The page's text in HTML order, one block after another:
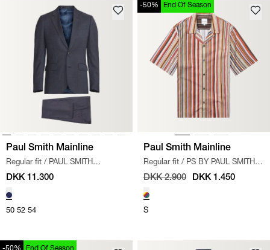
Paul Smith Mainline
Regular fit / PAUL SMITH
MAINLINE HABIT
DKK 11.300
50 52 54
-50% End Of Season
Paul Smith Mainline
Regular fit / PS BY PAUL SMITH
K/Æ SKJORTE STRIBER /
DKK 2.900 DKK 1.450
S
-50% End Of Season